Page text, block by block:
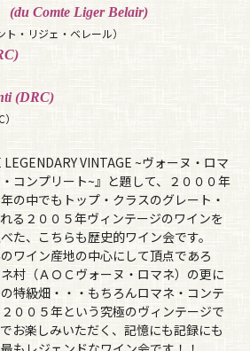
(du Comte Liger Belair)
・リジェ・ベレール）
(DRC)
VINTAGE ~ヴォーヌ・ロマ
コンプリート~』と題して、２０００年
の中でもトップ・クラスのグレート・
る２００５年ヴィンテージのワインを
た、こちらも歴史的ワイン会です。
ワイン産地の中心にして頂点であろ
村（ＡＯＣヴォーヌ・ロマネ）の更に
特級畑・・・もちろんロマネ・コンテ
００５年という究極のヴィンテージで
お楽しみいただく、記憶にも記録にも